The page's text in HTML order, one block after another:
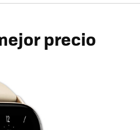
precio